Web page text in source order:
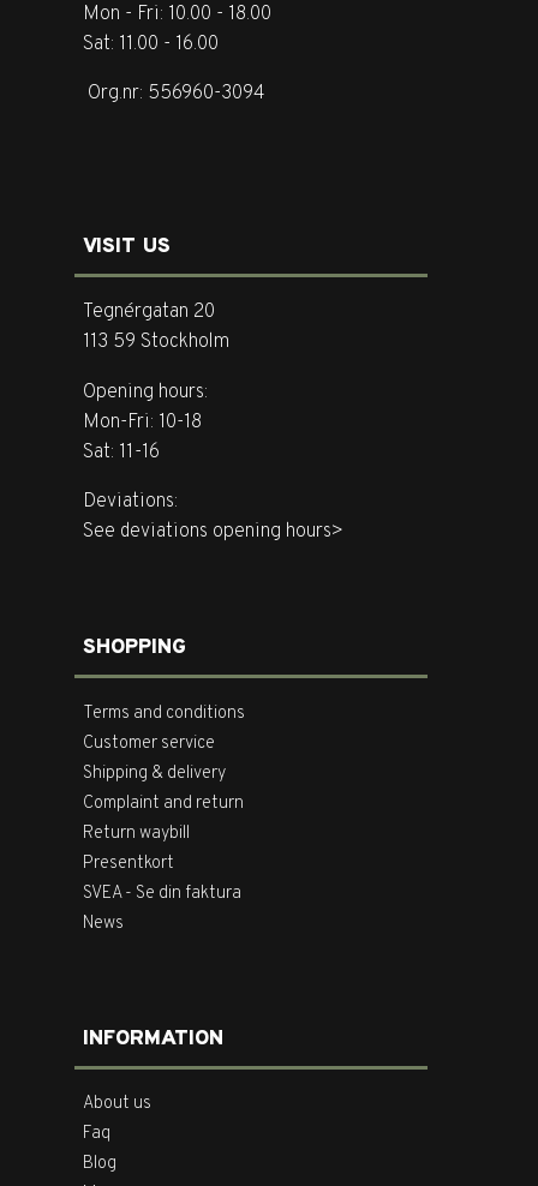
Mon - Fri: 10.00 - 18.00
Sat: 11.00 - 16.00
Org.nr: 556960-3094
VISIT US
Tegnérgatan 20
113 59 Stockholm
Opening hours:
Mon-Fri: 10-18
Sat: 11-16
Deviations:
See deviations opening hours>
SHOPPING
Terms and conditions
Customer service
Shipping & delivery
Complaint and return
Return waybill
Presentkort
SVEA - Se din faktura
News
INFORMATION
About us
Faq
Blog